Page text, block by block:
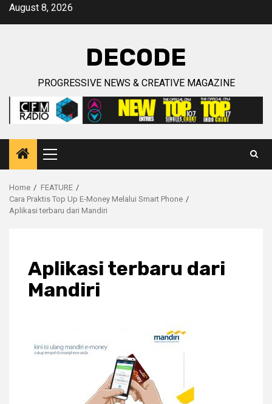
SkipAugust 8, 2026
DECODE
PROGRESSIVE NEWS & CREATIVE MAGAZINE
Primary
Menu
Home
FEATURE
Cara Praktis Top Up E-Money Melalui Smart Phone
Aplikasi terbaru dari Mandiri
Aplikasi terbaru dari
Mandiri